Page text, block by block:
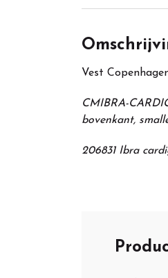
Vest
CMIBRA-
bovenkant,
206831 Ibra